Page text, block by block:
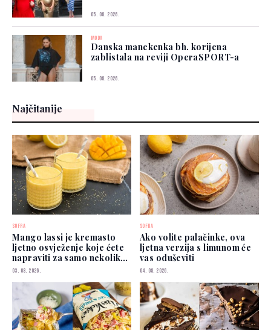
05. 08. 2026.
MODA
Danska manekenka bh. korijena
zablistala na reviji OperaSPORT-a
05. 08. 2026.
Najčitanije
SOFRA
Mango lassi je kremasto
ljetno osvježenje koje ćete
napraviti za samo nekoliko
minuta
03. 08. 2026.
SOFRA
Ako volite palačinke, ova
ljetna verzija s limunom će
vas oduševiti
04. 08. 2026.